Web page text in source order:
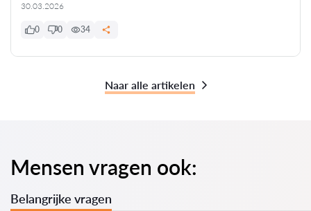
30.03.2026
0 0 34
Naar alle artikelen
Mensen vragen ook:
Belangrijke vragen